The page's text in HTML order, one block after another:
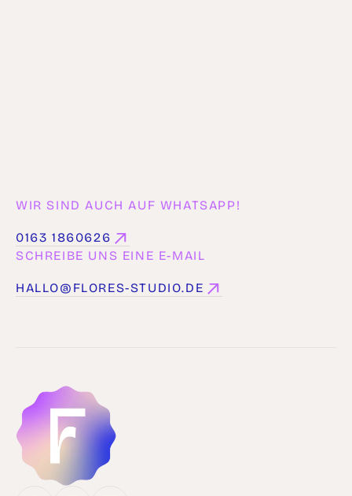
WIR SIND AUCH AUF WHATSAPP!
0163 1860626
0163 1860626
SCHREIBE UNS EINE E-MAIL
HALLO@FLORES-STUDIO.DE
HALLO@FLORES-STUDIO.DE